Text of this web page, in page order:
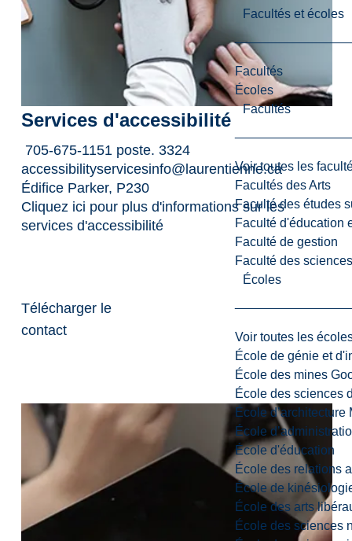
Facultés et écoles
Facultés
Écoles
Facultés
Voir toutes les
Facultés des Arts
Faculté des études
Faculté d'éducation
Faculté de gestion
Faculté des
Écoles
Voir toutes les
École de génie et
École des mines
École des sciences
École d’architecture
École
École d'éducation
École des relations
École de
École des arts
École des sciences
Services d'accessibilité
705-675-1151 poste. 3324
accessibilityservicesinfo@laurentienne.ca
Édifice Parker, P230
Cliquez ici pour plus d'informations sur les
services d'accessibilité
Télécharger le
contact